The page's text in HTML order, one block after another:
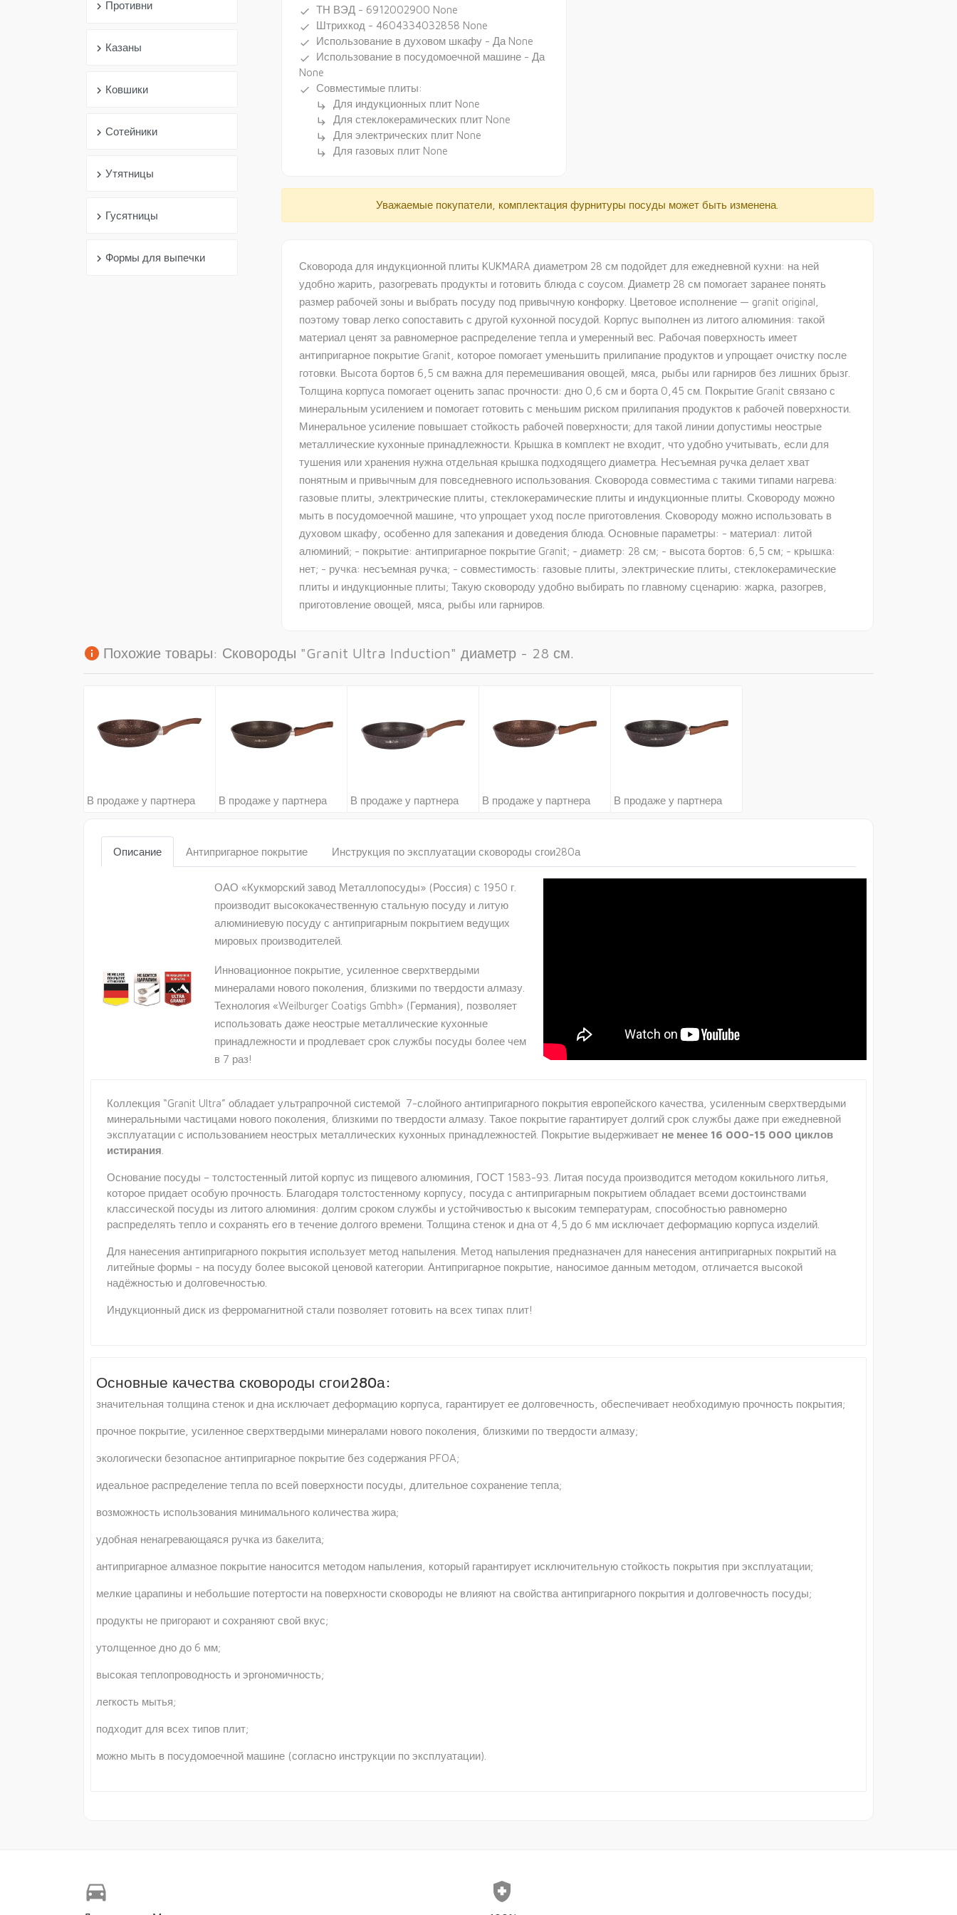
chevron_right Противни
chevron_right Казаны
chevron_right Ковшики
chevron_right Сотейники
chevron_right Утятницы
chevron_right Гусятницы
chevron_right Формы для выпечки
done ТН ВЭД - 6912002900 None
done Штрихкод - 4604334032858 None
done Использование в духовом шкафу - Да None
done
Использование в посудомоечной машине - Да
None
done Совместимые плиты:
subdirectory_arrow_right Для индукционных плит None
subdirectory_arrow_right Для стеклокерамических плит None
subdirectory_arrow_right Для электрических плит None
subdirectory_arrow_right Для газовых плит None
Уважаемые покупатели, комплектация фурнитуры посуды может быть изменена.
Сковорода для индукционной плиты KUKMARA диаметром 28 см подойдет для ежедневной кухни: на ней
удобно жарить, разогревать продукты и готовить блюда с соусом. Диаметр 28 см помогает заранее понять
размер рабочей зоны и выбрать посуду под привычную конфорку. Цветовое исполнение — granit original,
поэтому товар легко сопоставить с другой кухонной посудой. Корпус выполнен из литого алюминия: такой
материал ценят за равномерное распределение тепла и умеренный вес. Рабочая поверхность имеет
антипригарное покрытие Granit, которое помогает уменьшить прилипание продуктов и упрощает очистку после
готовки. Высота бортов 6,5 см важна для перемешивания овощей, мяса, рыбы или гарниров без лишних брызг.
Толщина корпуса помогает оценить запас прочности: дно 0,6 см и борта 0,45 см. Покрытие Granit связано с
минеральным усилением и помогает готовить с меньшим риском прилипания продуктов к рабочей поверхности.
Минеральное усиление повышает стойкость рабочей поверхности; для такой линии допустимы неострые
металлические кухонные принадлежности. Крышка в комплект не входит, что удобно учитывать, если для
тушения или хранения нужна отдельная крышка подходящего диаметра. Несъемная ручка делает хват
понятным и привычным для повседневного использования. Сковорода совместима с такими типами нагрева:
газовые плиты, электрические плиты, стеклокерамические плиты и индукционные плиты. Сковороду можно
мыть в посудомоечной машине, что упрощает уход после приготовления. Сковороду можно использовать в
духовом шкафу, особенно для запекания и доведения блюда. Основные параметры: - материал: литой
алюминий; - покрытие: антипригарное покрытие Granit; - диаметр: 28 см; - высота бортов: 6,5 см; - крышка:
нет; - ручка: несъемная ручка; - совместимость: газовые плиты, электрические плиты, стеклокерамические
плиты и индукционные плиты; Такую сковороду удобно выбирать по главному сценарию: жарка, разогрев,
приготовление овощей, мяса, рыбы или гарниров.
info Похожие товары: Сковороды "Granit Ultra Induction" диаметр - 28 см.
В продаже у партнера В продаже у партнера В продаже у партнера В продаже у партнера В продаже у партнера
Описание Антипригарное покрытие Инструкция по эксплуатации сковороды сгои280а
ОАО «Кукморский завод Металлопосуды» (Россия) с 1950 г.
производит высококачественную стальную посуду и литую
алюминиевую посуду с антипригарным покрытием ведущих
мировых производителей.
Инновационное покрытие, усиленное сверхтвердыми
минералами нового поколения, близкими по твердости алмазу.
Технология «Weilburger Coatigs Gmbh» (Германия), позволяет
использовать даже неострые металлические кухонные
принадлежности и продлевает срок службы посуды более чем
в 7 раз!
Коллекция “Granit Ultra” обладает ультрапрочной системой 7-слойного антипригарного покрытия европейского качества, усиленным сверхтвердыми
минеральными частицами нового поколения, близкими по твердости алмазу. Такое покрытие гарантирует долгий срок службы даже при ежедневной
эксплуатации с использованием неострых металлических кухонных принадлежностей. Покрытие выдерживает не менее 16 000-15 000 циклов
истирания
Основание посуды – толстостенный литой корпус из пищевого алюминия, ГОСТ 1583-93. Литая посуда производится методом кокильного литья,
которое придает особую прочность. Благодаря толстостенному корпусу, посуда с антипригарным покрытием обладает всеми достоинствами
классической посуды из литого алюминия: долгим сроком службы и устойчивостью к высоким температурам, способностью равномерно
распределять тепло и сохранять его в течение долгого времени. Толщина стенок и дна от 4,5 до 6 мм исключает деформацию корпуса изделий.
Для нанесения антипригарного покрытия использует метод напыления. Метод напыления предназначен для нанесения антипригарных покрытий на
литейные формы - на посуду более высокой ценовой категории. Антипригарное покрытие, наносимое данным методом, отличается высокой
надёжностью и долговечностью.
Индукционный диск из ферромагнитной стали позволяет готовить на всех типах плит!
Основные качества сковороды сгои280а:
значительная толщина стенок и дна исключает деформацию корпуса, гарантирует ее долговечность, обеспечивает необходимую прочность покрытия;
прочное покрытие, усиленное сверхтвердыми минералами нового поколения, близкими по твердости алмазу;
экологически безопасное антипригарное покрытие без содержания PFOA;
идеальное распределение тепла по всей поверхности посуды, длительное сохранение тепла;
возможность использования минимального количества жира;
удобная ненагревающаяся ручка из бакелита;
антипригарное алмазное покрытие наносится методом напыления, который гарантирует исключительную стойкость покрытия при эксплуатации;
мелкие царапины и небольшие потертости на поверхности сковороды не влияют на свойства антипригарного покрытия и долговечность посуды;
продукты не пригорают и сохраняют свой вкус;
утолщенное дно до 6 мм;
высокая теплопроводность и эргономичность;
легкость мытья;
подходит для всех типов плит;
можно мыть в посудомоечной машине (согласно инструкции по эксплуатации).
directions_car health_and_safety